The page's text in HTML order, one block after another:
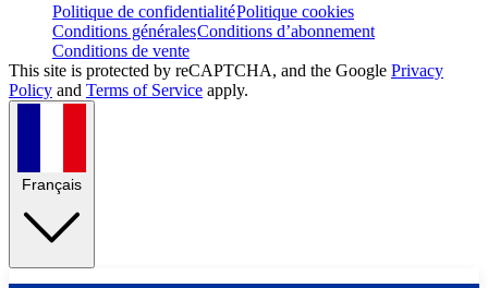
Politique de confidentialitéPolitique cookies
Conditions généralesConditions d’abonnement
Conditions de vente
This site is protected by reCAPTCHA, and the Google Privacy
Policy and Terms of Service apply.
Français